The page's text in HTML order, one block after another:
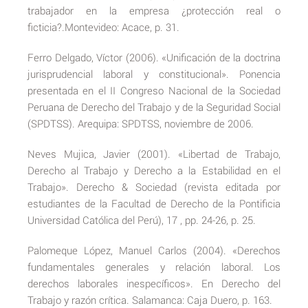
trabajador en la empresa ¿protección real o
ficticia?.Montevideo: Acace, p. 31.
Ferro Delgado, Víctor (2006). «Unificación de la doctrina
jurisprudencial laboral y constitucional». Ponencia
presentada en el II Congreso Nacional de la Sociedad
Peruana de Derecho del Trabajo y de la Seguridad Social
(SPDTSS). Arequipa: SPDTSS, noviembre de 2006.
Neves Mujica, Javier (2001). «Libertad de Trabajo,
Derecho al Trabajo y Derecho a la Estabilidad en el
Trabajo». Derecho & Sociedad (revista editada por
estudiantes de la Facultad de Derecho de la Pontificia
Universidad Católica del Perú), 17 , pp. 24-26, p. 25.
Palomeque López, Manuel Carlos (2004). «Derechos
fundamentales generales y relación laboral. Los
derechos laborales inespecíficos». En Derecho del
Trabajo y razón crítica. Salamanca: Caja Duero, p. 163.